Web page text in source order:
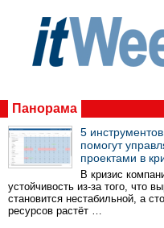
Панорама
5
помогут
проектами в
В кризис
устойчивость из-за того, что
становится нестабильной, а
ресурсов растёт …